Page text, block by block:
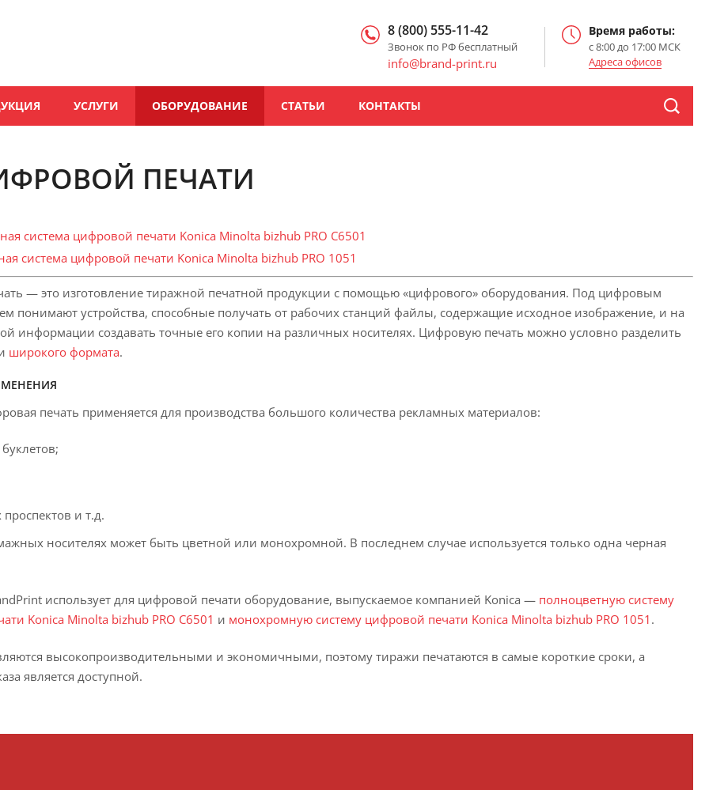
8 (800) 555-11-42
Звонок по РФ бесплатный
info@brand-print.ru
Время работы:
с 8:00 до 17:00 МСК
Адреса офисов
УСЛУГИ ОБОРУДОВАНИЕ СТАТЬИ КОНТАКТЫ
ПЕЧАТИ
система цифровой печати Konica Minolta bizhub PRO C6501
система цифровой печати Konica Minolta bizhub PRO 1051
— это изготовление тиражной печатной продукции с помощью «цифрового» оборудования. Под цифровым
понимают устройства, способные получать от рабочих станций файлы, содержащие исходное изображение, и на
информации создавать точные его копии на различных носителях. Цифровую печать можно условно разделить
широкого формата.
печать применяется для производства большого количества рекламных материалов:
и т.д.
носителях может быть цветной или монохромной. В последнем случае используется только одна черная
использует для цифровой печати оборудование, выпускаемое компанией Konica — полноцветную систему
Konica Minolta bizhub PRO C6501 и монохромную систему цифровой печати Konica Minolta bizhub PRO 1051 .
высокопроизводительными и экономичными, поэтому тиражи печатаются в самые короткие сроки, а
является доступной.